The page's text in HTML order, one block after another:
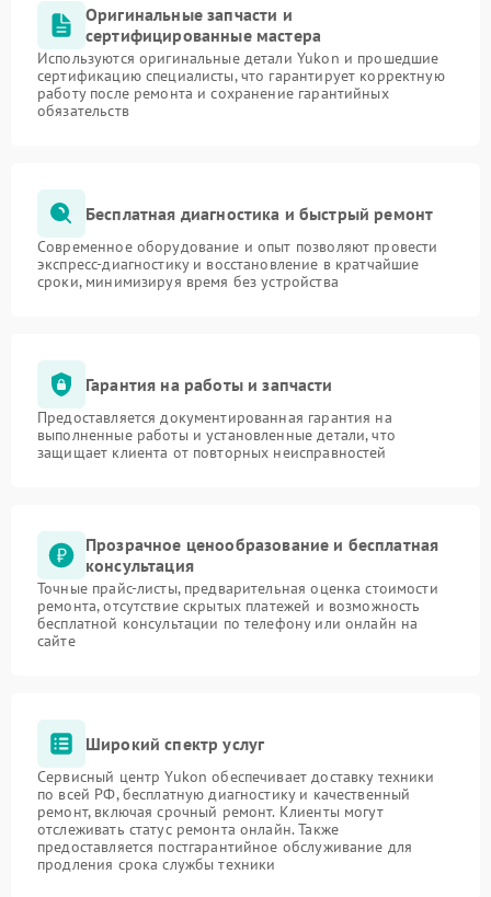
Оригинальные запчасти и
сертифицированные мастера
Используются оригинальные детали Yukon и прошедшие
сертификацию специалисты, что гарантирует корректную
работу после ремонта и сохранение гарантийных
обязательств
Бесплатная диагностика и быстрый ремонт
Современное оборудование и опыт позволяют провести
экспресс-диагностику и восстановление в кратчайшие
сроки, минимизируя время без устройства
Гарантия на работы и запчасти
Предоставляется документированная гарантия на
выполненные работы и установленные детали, что
защищает клиента от повторных неисправностей
Прозрачное ценообразование и бесплатная
консультация
Точные прайс-листы, предварительная оценка стоимости
ремонта, отсутствие скрытых платежей и возможность
бесплатной консультации по телефону или онлайн на
сайте
Широкий спектр услуг
Сервисный центр Yukon обеспечивает доставку техники
по всей РФ, бесплатную диагностику и качественный
ремонт, включая срочный ремонт. Клиенты могут
отслеживать статус ремонта онлайн. Также
предоставляется постгарантийное обслуживание для
продления срока службы техники